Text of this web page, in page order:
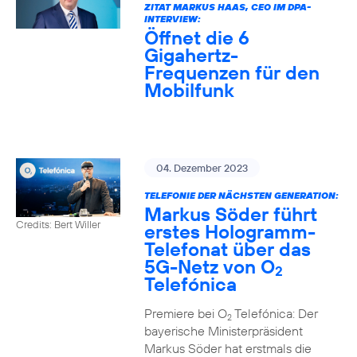
ZITAT MARKUS HAAS, CEO IM DPA-
INTERVIEW:
Öffnet die 6
Gigahertz-
Frequenzen für den
Mobilfunk
Credits: Bert Willer
04. Dezember 2023
TELEFONIE DER NÄCHSTEN GENERATION:
Markus Söder führt
erstes Hologramm-
Telefonat über das
5G-Netz von O2
Telefónica
Premiere bei O2Telefónica: Der
bayerische Ministerpräsident
Markus Söder hat erstmals die